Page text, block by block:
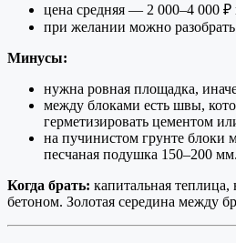
цена средняя — 2 000–4 000 ₽
при желании можно
Минусы:
нужна ровная площадка,
между блоками есть швы,
герметизировать цементом
на пучинистом грунте
песчаная подушка 150–200 мм.
Когда брать: капитальная теплица,
бетоном. Золотая середина между